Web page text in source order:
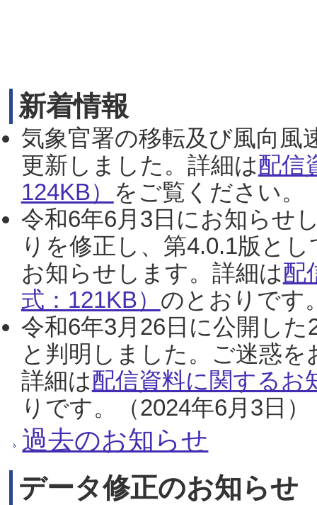
新着情報
気象官署の移転及び風向風
更新しました。詳細は配信
124KB） をご覧ください。
令和6年6月3日にお知らせ
りを修正し、第4.0.1版と
お知らせします。詳細は配
式：121KB） のとおりです
令和6年3月26日に公開し
と判明しました。ご迷惑
詳細は配信資料に関するお
りです。（2024年6月3日）
過去のお知らせ
データ修正のお知らせ